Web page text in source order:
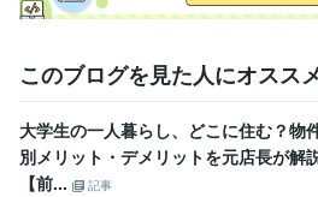
このブログを見た人にオスス
大学生の一人暮らし、どこに住む？物
別メリット・デメリットを元店長が解
【前...
記事